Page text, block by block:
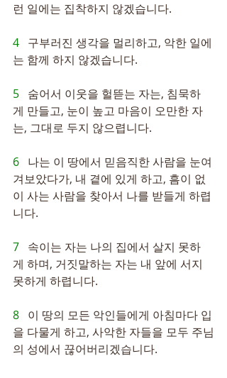
런 일에는 집착하지 않겠습니다.
4 구부러진 생각을 멀리하고, 악한 일에
는 함께 하지 않겠습니다.
5 숨어서 이웃을 헐뜯는 자는, 침묵하
게 만들고, 눈이 높고 마음이 오만한 자
는, 그대로 두지 않으렵니다.
6 나는 이 땅에서 믿음직한 사람을 눈여
겨보았다가, 내 곁에 있게 하고, 흠이 없
이 사는 사람을 찾아서 나를 받들게 하렵
니다.
7 속이는 자는 나의 집에서 살지 못하
게 하며, 거짓말하는 자는 내 앞에 서지
못하게 하렵니다.
8 이 땅의 모든 악인들에게 아침마다 입
을 다물게 하고, 사악한 자들을 모두 주님
의 성에서 끊어버리겠습니다.